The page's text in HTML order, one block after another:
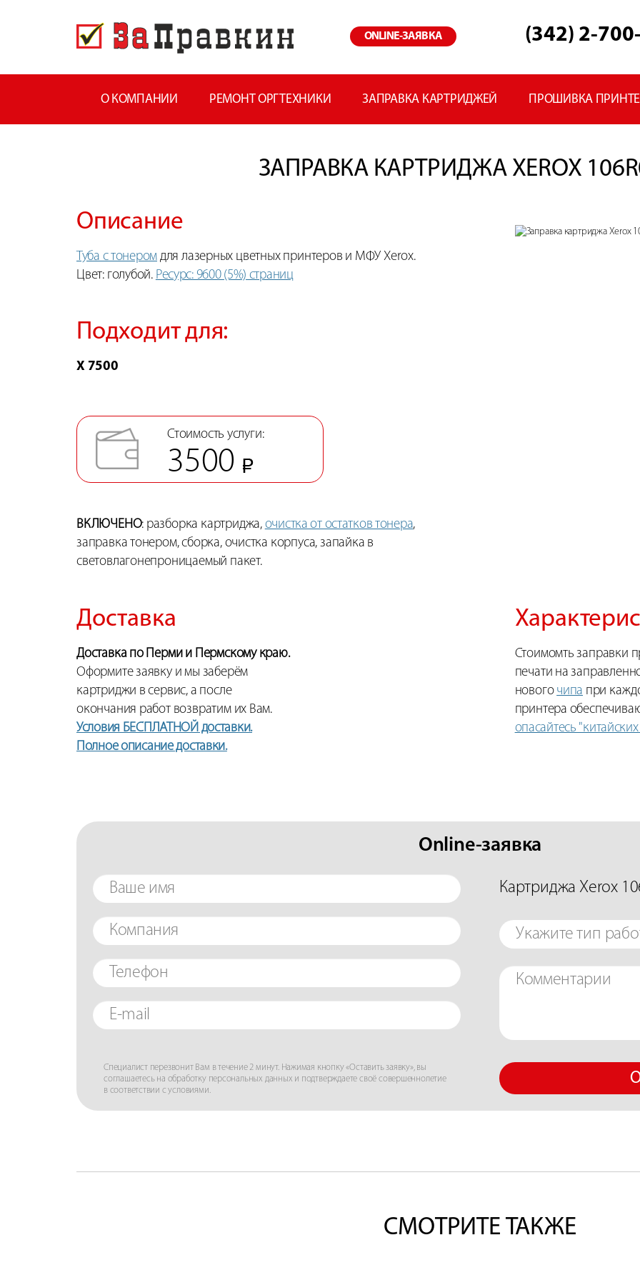
О КОМПАНИИ РЕМОНТ ОРГТЕХНИКИ ЗАПРАВКА КАРТРИДЖЕЙ ПРОШИВКА
ONLINE-ЗАЯВКА (342) 2-
ЗАПРАВКА КАРТРИДЖА XEROX
Описание
Туба с тонером для лазерных цветных принтеров и МФУ Xerox.
Цвет: голубой. Ресурс: 9600 (5%) страниц
Подходит для:
X 7500
Стоимость услуги:
3500
ВКЛЮЧЕНО: разборка картриджа, очистка от остатков тонера,
заправка тонером, сборка, очистка корпуса, запайка в
световлагонепроницаемый пакет.
Доставка
Доставка по Перми и Пермскому краю.
Оформите заявку и мы заберём
картриджи в сервис, а после
окончания работ возвратим их Вам.
Условия БЕСПЛАТНОЙ доставки.
Полное описание доставки.
Стоимомть заправки
печати на
нового чипа при
принтера
опасайтесь
Online-заявка
Картриджа Xerox
Укажите тип
Специалист перезвонит Вам в течение 2 минут. Нажимая кнопку «Оставить заявку», вы
соглашаетесь на обработку персональных данных и подтверждаете своё совершеннолетие
в соответствии с условиями.
СМОТРИТЕ ТАКЖЕ